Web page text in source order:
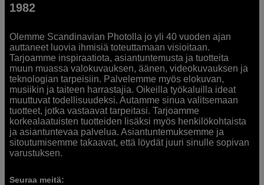
1982
Olemme Scandinavian Photolla jo yli 40 vuoden ajan
auttaneet luovia ihmisiä toteuttamaan visioitaan.
Tarjoamme inspiraatiota, asiantuntemusta ja tuotteita
muun muassa valokuvauksen, äänen, videokuvauksen ja
teknologian tarpeisiin. Palvelemme myös elokuvan,
musiikin ja taiteen harrastajia. Oikeilla työkaluilla ideat
muuttuvat todellisuudeksi. Autamme sinua valitsemaan
tuotteet, jotka vastaavat tarpeitasi. Tarjoamme
korkealaatuisten tuotteiden lisäksi myös henkilökohtaista
ja asiantuntevaa palvelua. Asiantuntemuksemme ja
sitoutumisemme takaavat, että löydät juuri sinulle sopivan
varustuksen.
Seuraa meitä: